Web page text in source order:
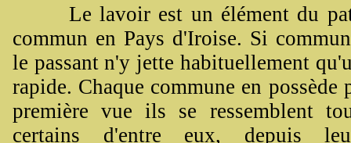
Le lavoir est un élément du
commun en Pays d'Iroise. Si
le passant n'y jette habituellement
rapide. Chaque commune en possède
première vue ils se ressemblent
certains d'entre eux, depuis